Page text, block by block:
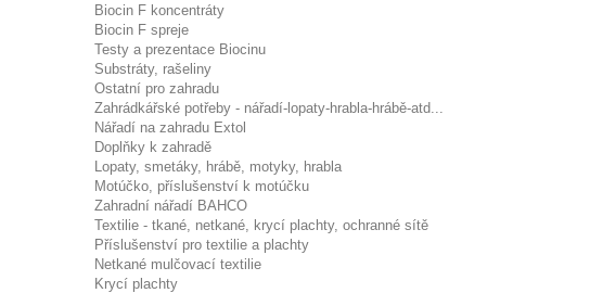
Biocin F koncentráty
Biocin F spreje
Testy a prezentace Biocinu
Substráty, rašeliny
Ostatní pro zahradu
Zahrádkářské potřeby - nářadí-lopaty-hrabla-hrábě-atd...
Nářadí na zahradu Extol
Doplňky k zahradě
Lopaty, smetáky, hrábě, motyky, hrabla
Motúčko, příslušenství k motúčku
Zahradní nářadí BAHCO
Textilie - tkané, netkané, krycí plachty, ochranné sítě
Příslušenství pro textilie a plachty
Netkané mulčovací textilie
Krycí plachty